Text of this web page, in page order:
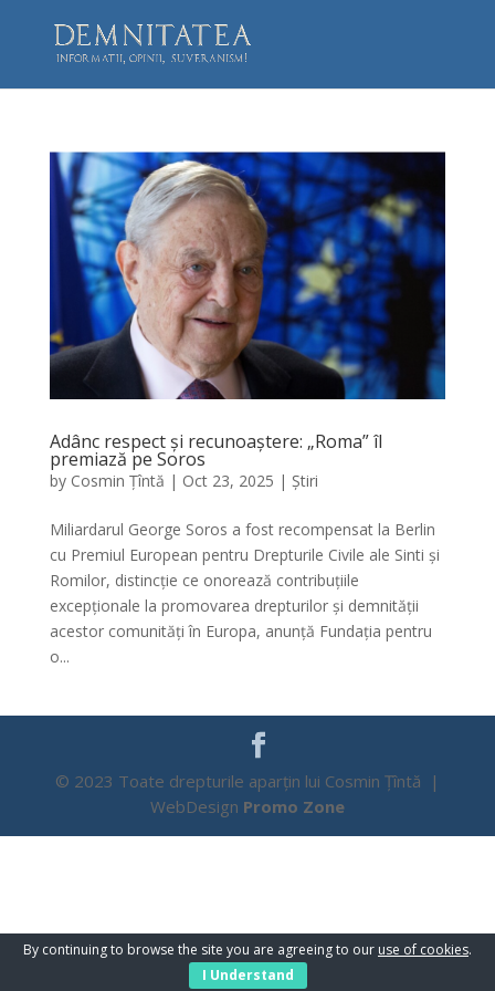
Adânc respect și recunoaștere: „Roma” îl
premiază pe Soros
by Cosmin Țîntă | Oct 23, 2025 | Știri
Miliardarul George Soros a fost recompensat la Berlin
cu Premiul European pentru Drepturile Civile ale Sinti și
Romilor, distincție ce onorează contribuțiile
excepționale la promovarea drepturilor și demnității
acestor comunități în Europa, anunță Fundația pentru
o...
© 2023 Toate drepturile aparțin lui Cosmin Țîntă |
WebDesign Promo Zone
By continuing to browse the site you are agreeing to our use of cookies.
I Understand